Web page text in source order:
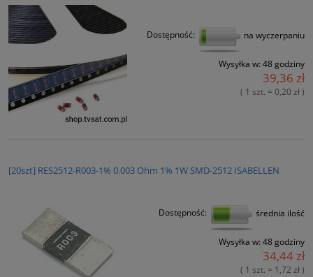
Dostępność: na wyczerpaniu
Wysyłka w: 48 godziny
39,36 zł
( 1 szt. = 0,20 zł )
[20szt] RES2512-R003-1% 0.003 Ohm 1% 1W SMD-2512 ISABELLEN
Dostępność: średnia ilość
Wysyłka w: 48 godziny
34,44 zł
( 1 szt. = 1,72 zł )